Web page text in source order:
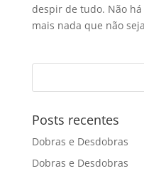
despir de tudo. Não
mais nada que não
Posts recentes
Dobras e Desdobras
Dobras e Desdobras